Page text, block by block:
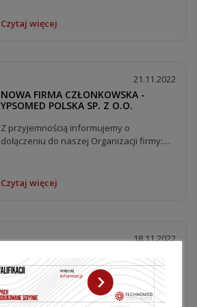
Czytaj więcej
21.11.2022
NOWA FIRMA CZŁONKOWSKA -
YPSOMED POLSKA SP. Z O.O.
Z przyjemnością informujemy o
dołączeniu do naszej Organizacji firmy:
Czytaj więcej
18.11.2022
W dniu 18 listopada 2022 r. odbyło się
spotkanie Rady Naukowej OPPM
Technomed. W wydarzeniu...